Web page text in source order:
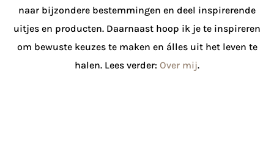
naar bijzondere bestemmingen en deel inspirerende
uitjes en producten. Daarnaast hoop ik je te inspireren
om bewuste keuzes te maken en álles uit het leven te
halen. Lees verder: Over mij.